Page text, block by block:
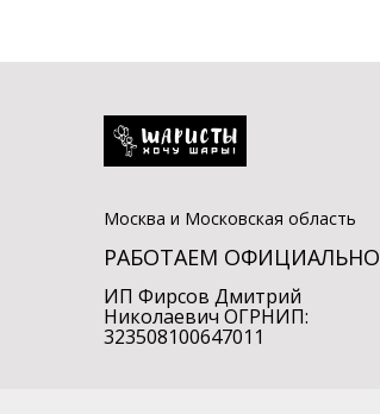
Москва и Московская область
РАБОТАЕМ ОФИЦИАЛЬНО
ИП Фирсов Дмитрий
Николаевич ОГРНИП:
323508100647011